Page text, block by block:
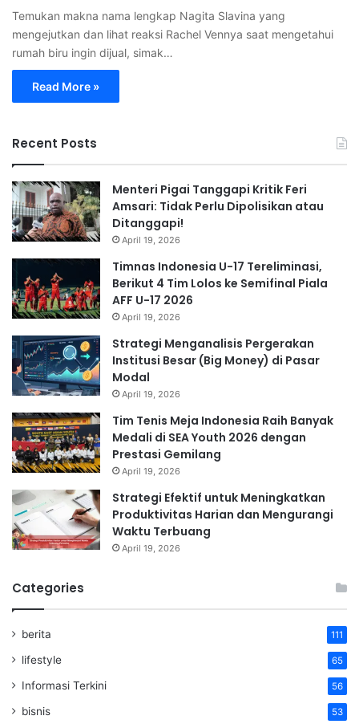
Temukan makna nama lengkap Nagita Slavina yang
mengejutkan dan lihat reaksi Rachel Vennya saat mengetahui
rumah biru ingin dijual, simak…
Read More »
Recent Posts
Menteri Pigai Tanggapi Kritik Feri
Amsari: Tidak Perlu Dipolisikan atau
Ditanggapi!
April 19, 2026
Timnas Indonesia U-17 Tereliminasi,
Berikut 4 Tim Lolos ke Semifinal Piala
AFF U-17 2026
April 19, 2026
Strategi Menganalisis Pergerakan
Institusi Besar (Big Money) di Pasar
Modal
April 19, 2026
Tim Tenis Meja Indonesia Raih Banyak
Medali di SEA Youth 2026 dengan
Prestasi Gemilang
April 19, 2026
Strategi Efektif untuk Meningkatkan
Produktivitas Harian dan Mengurangi
Waktu Terbuang
April 19, 2026
Categories
berita 111
lifestyle 65
Informasi Terkini 56
bisnis 53